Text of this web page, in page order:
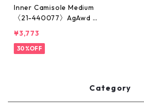
Inner Camisole Medium
〈21-440077〉AgAwd ア
¥3,773
30%OFF
Category